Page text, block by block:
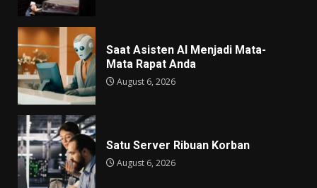
Saat Asisten AI Menjadi Mata-
Mata Rapat Anda
August 6, 2026
Satu Server Ribuan Korban
August 6, 2026